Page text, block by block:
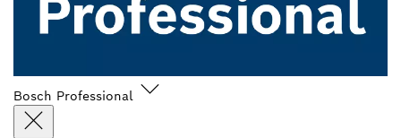
Bosch Professional